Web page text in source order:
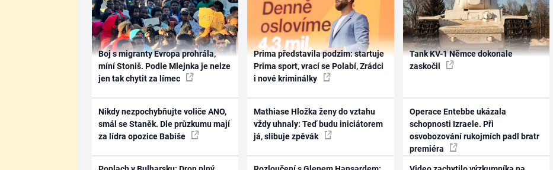
Boj s migranty Evropa prohrála,
míní Stoniš. Podle Mlejnka je nelze
jen tak chytit za límec
Nikdy nezpochybňujte voliče ANO,
smál se Staněk. Dle průzkumu mají
za lídra opozice Babiše
Prima představila podzim: startuje
Prima sport, vrací se Polabí, Zrádci
i nové kriminálky
Mathiase Hložka ženy do vztahu
vždy uhnaly: Teď budu iniciátorem
já, slibuje zpěvák
Tank KV-1 Němce dokonale
zaskočil
Operace Entebbe ukázala
schopnosti Izraele. Při
osvobozování rukojmích padl bratr
premiéra